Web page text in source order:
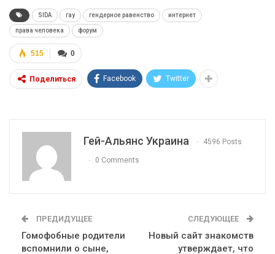
SIDA гау гендерное равенство интернет
права человека форум
0
515
Поделиться Facebook Twitter
Гей-Альянс Украина 4596 Posts
0 Comments
ПРЕДИДУЩЕЕ
Гомофобные родители
вспомнили о сыне,
СЛЕДУЮЩЕЕ
Новый сайт знакомств
утверждает, что